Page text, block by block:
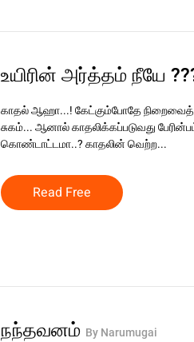
உயிரின் அர்த்தம் நீயே
காதல் ஆஹா...! கேட்கும்போதே நிறைவைத்
சுகம்... ஆனால் காதலிக்கப்படுவது
கொண்டாட்டமா..? காதலின் வெற்ற...
Read Free
நந்தவனம் By Narumugai